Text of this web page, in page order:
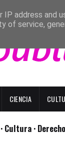
CIENCIA
Cultura ·
IP address and
of service,